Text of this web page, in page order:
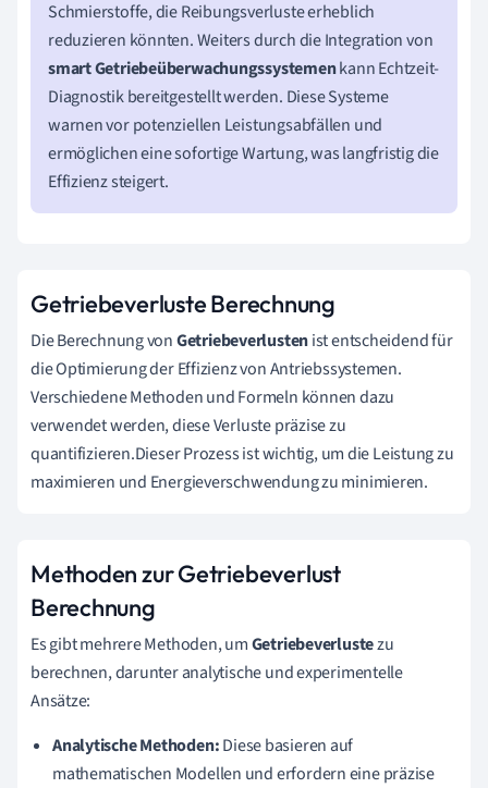
Schmierstoffe, die Reibungsverluste erheblich
reduzieren könnten. Weiters durch die Integration von
smart Getriebeüberwachungssystemenkann Echtzeit-
Diagnostik bereitgestellt werden. Diese Systeme
warnen vor potenziellen Leistungsabfällen und
ermöglichen eine sofortige Wartung, was langfristig die
Effizienz steigert.
Getriebeverluste Berechnung
Die Berechnung vonGetriebeverlustenist entscheidend für
die Optimierung der Effizienz von Antriebssystemen.
Verschiedene Methoden und Formeln können dazu
verwendet werden, diese Verluste präzise zu
quantifizieren.Dieser Prozess ist wichtig, um die Leistung zu
maximieren und Energieverschwendung zu minimieren.
Methoden zur Getriebeverlust
Berechnung
Es gibt mehrere Methoden, umGetriebeverlustezu
berechnen, darunter analytische und experimentelle
Ansätze:
Analytische Methoden:Diese basieren auf
mathematischen Modellen und erfordern eine präzise